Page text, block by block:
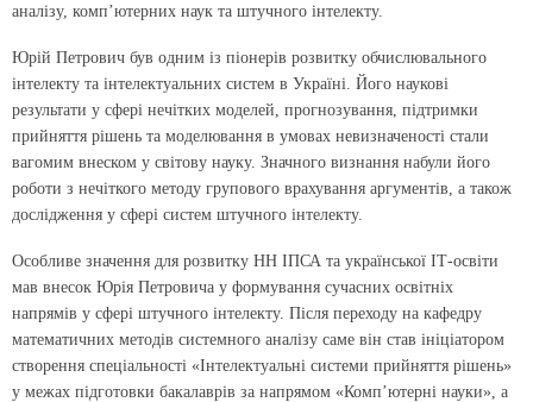
аналізу, комп’ютерних наук та штучного інтелекту.
Юрій Петрович був одним із піонерів розвитку обчислювального
інтелекту та інтелектуальних систем в Україні. Його наукові
результати у сфері нечітких моделей, прогнозування, підтримки
прийняття рішень та моделювання в умовах невизначеності стали
вагомим внеском у світову науку. Значного визнання набули його
роботи з нечіткого методу групового врахування аргументів, а також
дослідження у сфері систем штучного інтелекту.
Особливе значення для розвитку НН ІПСА та української ІТ-освіти
мав внесок Юрія Петровича у формування сучасних освітніх
напрямів у сфері штучного інтелекту. Після переходу на кафедру
математичних методів системного аналізу саме він став ініціатором
створення спеціальності «Інтелектуальні системи прийняття рішень»
у межах підготовки бакалаврів за напрямом «Комп’ютерні науки», а